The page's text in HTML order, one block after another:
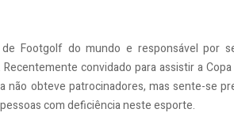
Footgolf do mundo e responsável por
convidado para assistir a
não obteve patrocinadores, mas sente-se
com deficiência neste esporte.